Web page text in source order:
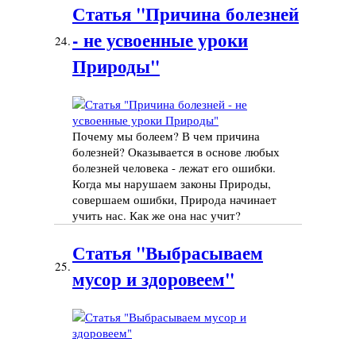
24.
Статья "Причина болезней
- не усвоенные уроки
Природы"
Почему мы болеем? В чем причина
болезней? Оказывается в основе любых
болезней человека - лежат его ошибки.
Когда мы нарушаем законы Природы,
совершаем ошибки, Природа начинает
учить нас. Как же она нас учит?
25. Статья "Выбрасываем
мусор и здоровеем"